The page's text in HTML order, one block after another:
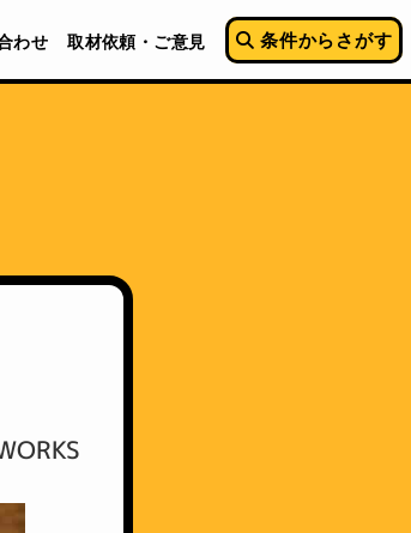
わせ 取材依頼・ご意見 条件からさがす